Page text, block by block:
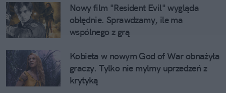
Nowy film "Resident Evil" wygląda
obłędnie. Sprawdzamy, ile ma
wspólnego z grą
Kobieta w nowym God of War obnażyła
graczy. Tylko nie mylmy uprzedzeń z
krytyką